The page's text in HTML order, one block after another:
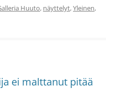
Huuto, näyttelyt,Yleinen,
ei malttanut pitää